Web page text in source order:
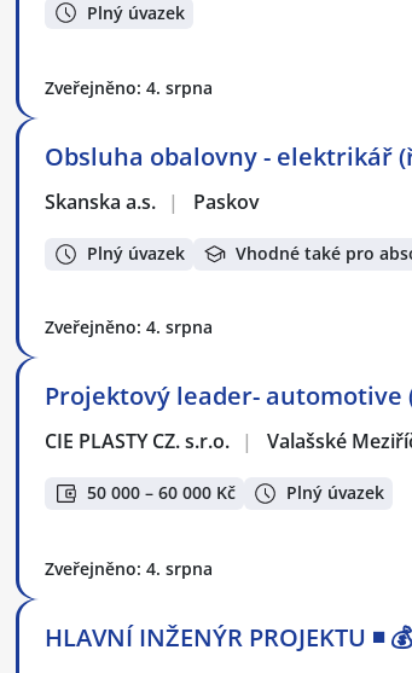
Plný úvazek
Zveřejněno: 4. srpna
Obsluha obalovny - elektrikář
Skanska a.s. | Paskov
Plný úvazek Vhodné také pro
Zveřejněno: 4. srpna
Projektový leader- automotive
CIE PLASTY CZ. s.r.o. | Valašské
50 000 – 60 000 Kč Plný úvazek
Zveřejněno: 4. srpna
HLAVNÍ INŽENÝR PROJEKTU ◾